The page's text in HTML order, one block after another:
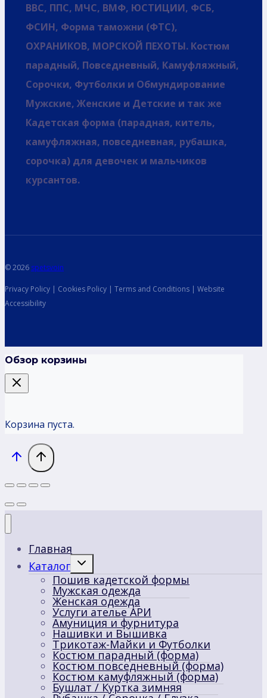
ВВС, ППС, МЧС, ВМФ, ЮСТИЦИИ, ФСБ,
ФСИН, Форма таможни (ФТС),
ОХРАНИКОВ, МОРСКОЙ ПЕХОТЫ. Костюм
парадный, Повседневный, Камуфляжный,
Сорочки, Футболки и Обмундирование
Мужские, Женские и Детские и так же
Кадетская форма (парадная, китель,
камуфляжная, повседневная, рубашка,
сорочка) для девочек и мальчиков
курсантов.
© 2026 spetsvoin
Privacy Policy | Cookies Policy | Terms and Conditions | Website
Accessibility
Обзор корзины
Корзина пуста.
Главная
Каталог
Переключить
меню
Пошив кадетской формы
Мужская одежда
Женская одежда
Услуги ателье АРИ
Амуниция и фурнитура
Нашивки и Вышивка
Трикотаж-Майки и Футболки
Костюм парадный (форма)
Костюм повседневный (форма)
Костюм камуфляжный (форма)
Бушлат / Куртка зимняя